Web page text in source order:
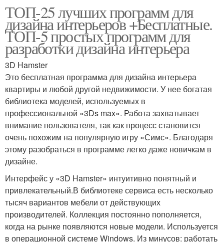
ТОП-25 лучших программ для
дизайна интерьеров +Бесплатные.
ТОП-5 простых программ для
разработки дизайна интерьера
3D Hamster
Это бесплатная программа для дизайна интерьера
квартиры и любой другой недвижимости. У нее богатая
библиотека моделей, используемых в
профессиональной «3Ds max». Работа захватывает
внимание пользователя, так как процесс становится
очень похожим на популярную игру «Симс». Благодаря
этому разобраться в программе легко даже новичкам в
дизайне.
Интерфейс у «3D Hamster» интуитивно понятный и
привлекательный.В библиотеке сервиса есть несколько
тысяч вариантов мебели от действующих
производителей. Коллекция постоянно пополняется,
когда на рынке появляются новые модели. Используется
в операционной системе Windows. Из минусов: работать